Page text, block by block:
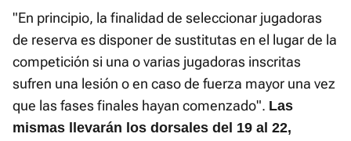
"En principio, la finalidad de seleccionar jugadoras
de reserva es disponer de sustitutas en el lugar de la
competición si una o varias jugadoras inscritas
sufren una lesión o en caso de fuerza mayor una vez
que las fases finales hayan comenzado". Las
mismas llevarán los dorsales del 19 al 22,